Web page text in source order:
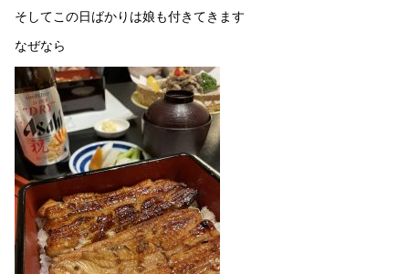
そしてこの日ばかりは娘も付きてきます
なぜなら